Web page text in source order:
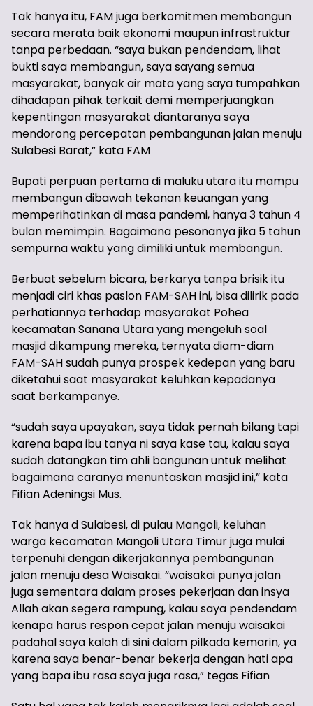
Tak hanya itu, FAM juga berkomitmen membangun
secara merata baik ekonomi maupun infrastruktur
tanpa perbedaan. “saya bukan pendendam, lihat
bukti saya membangun, saya sayang semua
masyarakat, banyak air mata yang saya tumpahkan
dihadapan pihak terkait demi memperjuangkan
kepentingan masyarakat diantaranya saya
mendorong percepatan pembangunan jalan menuju
Sulabesi Barat,” kata FAM
Bupati perpuan pertama di maluku utara itu mampu
membangun dibawah tekanan keuangan yang
memperihatinkan di masa pandemi, hanya 3 tahun 4
bulan memimpin. Bagaimana pesonanya jika 5 tahun
sempurna waktu yang dimiliki untuk membangun.
Berbuat sebelum bicara, berkarya tanpa brisik itu
menjadi ciri khas paslon FAM-SAH ini, bisa dilirik pada
perhatiannya terhadap masyarakat Pohea
kecamatan Sanana Utara yang mengeluh soal
masjid dikampung mereka, ternyata diam-diam
FAM-SAH sudah punya prospek kedepan yang baru
diketahui saat masyarakat keluhkan kepadanya
saat berkampanye.
“sudah saya upayakan, saya tidak pernah bilang tapi
karena bapa ibu tanya ni saya kase tau, kalau saya
sudah datangkan tim ahli bangunan untuk melihat
bagaimana caranya menuntaskan masjid ini,” kata
Fifian Adeningsi Mus.
Tak hanya d Sulabesi, di pulau Mangoli, keluhan
warga kecamatan Mangoli Utara Timur juga mulai
terpenuhi dengan dikerjakannya pembangunan
jalan menuju desa Waisakai. “waisakai punya jalan
juga sementara dalam proses pekerjaan dan insya
Allah akan segera rampung, kalau saya pendendam
kenapa harus respon cepat jalan menuju waisakai
padahal saya kalah di sini dalam pilkada kemarin, ya
karena saya benar-benar bekerja dengan hati apa
yang bapa ibu rasa saya juga rasa,” tegas Fifian